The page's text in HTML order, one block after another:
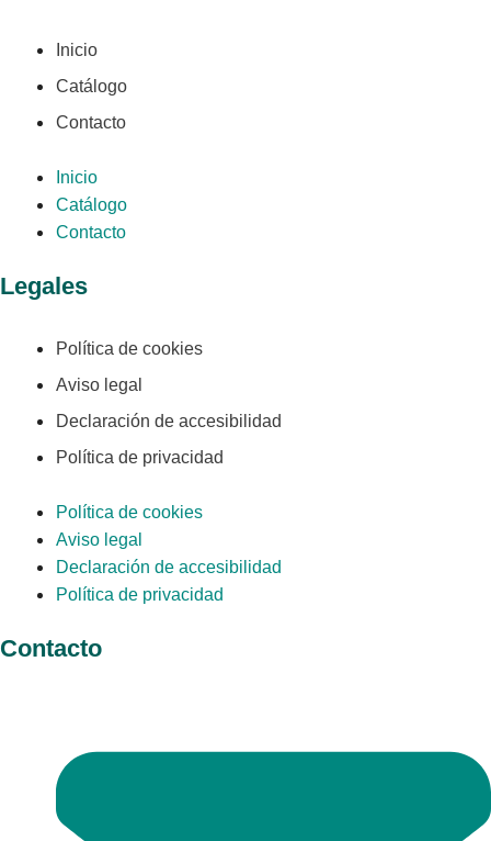
Inicio
Catálogo
Contacto
Inicio
Catálogo
Contacto
Legales
Política de cookies
Aviso legal
Declaración de accesibilidad
Política de privacidad
Política de cookies
Aviso legal
Declaración de accesibilidad
Política de privacidad
Contacto